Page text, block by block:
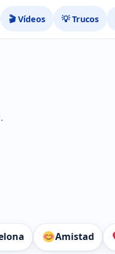
🎬 Vídeos 💡 Trucos
Amistad